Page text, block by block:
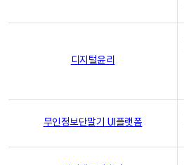
디지털윤리
무인정보단말기 UI플랫폼